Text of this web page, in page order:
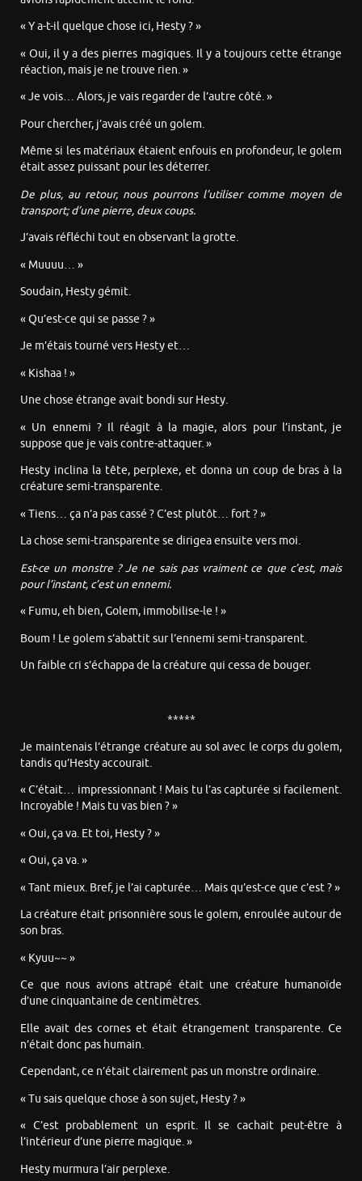
« Y a-t-il quelque chose ici, Hesty ? »
« Oui, il y a des pierres magiques. Il y a toujours cette étrange
réaction, mais je ne trouve rien. »
« Je vois… Alors, je vais regarder de l’autre côté. »
Pour chercher, j’avais créé un golem.
Même si les matériaux étaient enfouis en profondeur, le golem
était assez puissant pour les déterrer.
De plus, au retour, nous pourrons l’utiliser comme moyen de
transport; d’une pierre, deux coups.
J’avais réfléchi tout en observant la grotte.
« Muuuu… »
Soudain, Hesty gémit.
« Qu’est-ce qui se passe ? »
Je m’étais tourné vers Hesty et…
« Kishaa ! »
Une chose étrange avait bondi sur Hesty.
« Un ennemi ? Il réagit à la magie, alors pour l’instant, je
suppose que je vais contre-attaquer. »
Hesty inclina la tête, perplexe, et donna un coup de bras à la
créature semi-transparente.
« Tiens… ça n’a pas cassé ? C’est plutôt… fort ? »
La chose semi-transparente se dirigea ensuite vers moi.
Est-ce un monstre ? Je ne sais pas vraiment ce que c’est, mais
pour l’instant, c’est un ennemi.
« Fumu, eh bien, Golem, immobilise-le ! »
Boum ! Le golem s’abattit sur l’ennemi semi-transparent.
Un faible cri s’échappa de la créature qui cessa de bouger.
*****
Je maintenais l’étrange créature au sol avec le corps du golem,
tandis qu’Hesty accourait.
« C’était… impressionnant ! Mais tu l’as capturée si facilement.
Incroyable ! Mais tu vas bien ? »
« Oui, ça va. Et toi, Hesty ? »
« Oui, ça va. »
« Tant mieux. Bref, je l’ai capturée… Mais qu’est-ce que c’est ? »
La créature était prisonnière sous le golem, enroulée autour de
son bras.
« Kyuu~~ »
Ce que nous avions attrapé était une créature humanoïde
d’une cinquantaine de centimètres.
Elle avait des cornes et était étrangement transparente. Ce
n’était donc pas humain.
Cependant, ce n’était clairement pas un monstre ordinaire.
« Tu sais quelque chose à son sujet, Hesty ? »
« C’est probablement un esprit. Il se cachait peut-être à
l’intérieur d’une pierre magique. »
Hesty murmura l’air perplexe.